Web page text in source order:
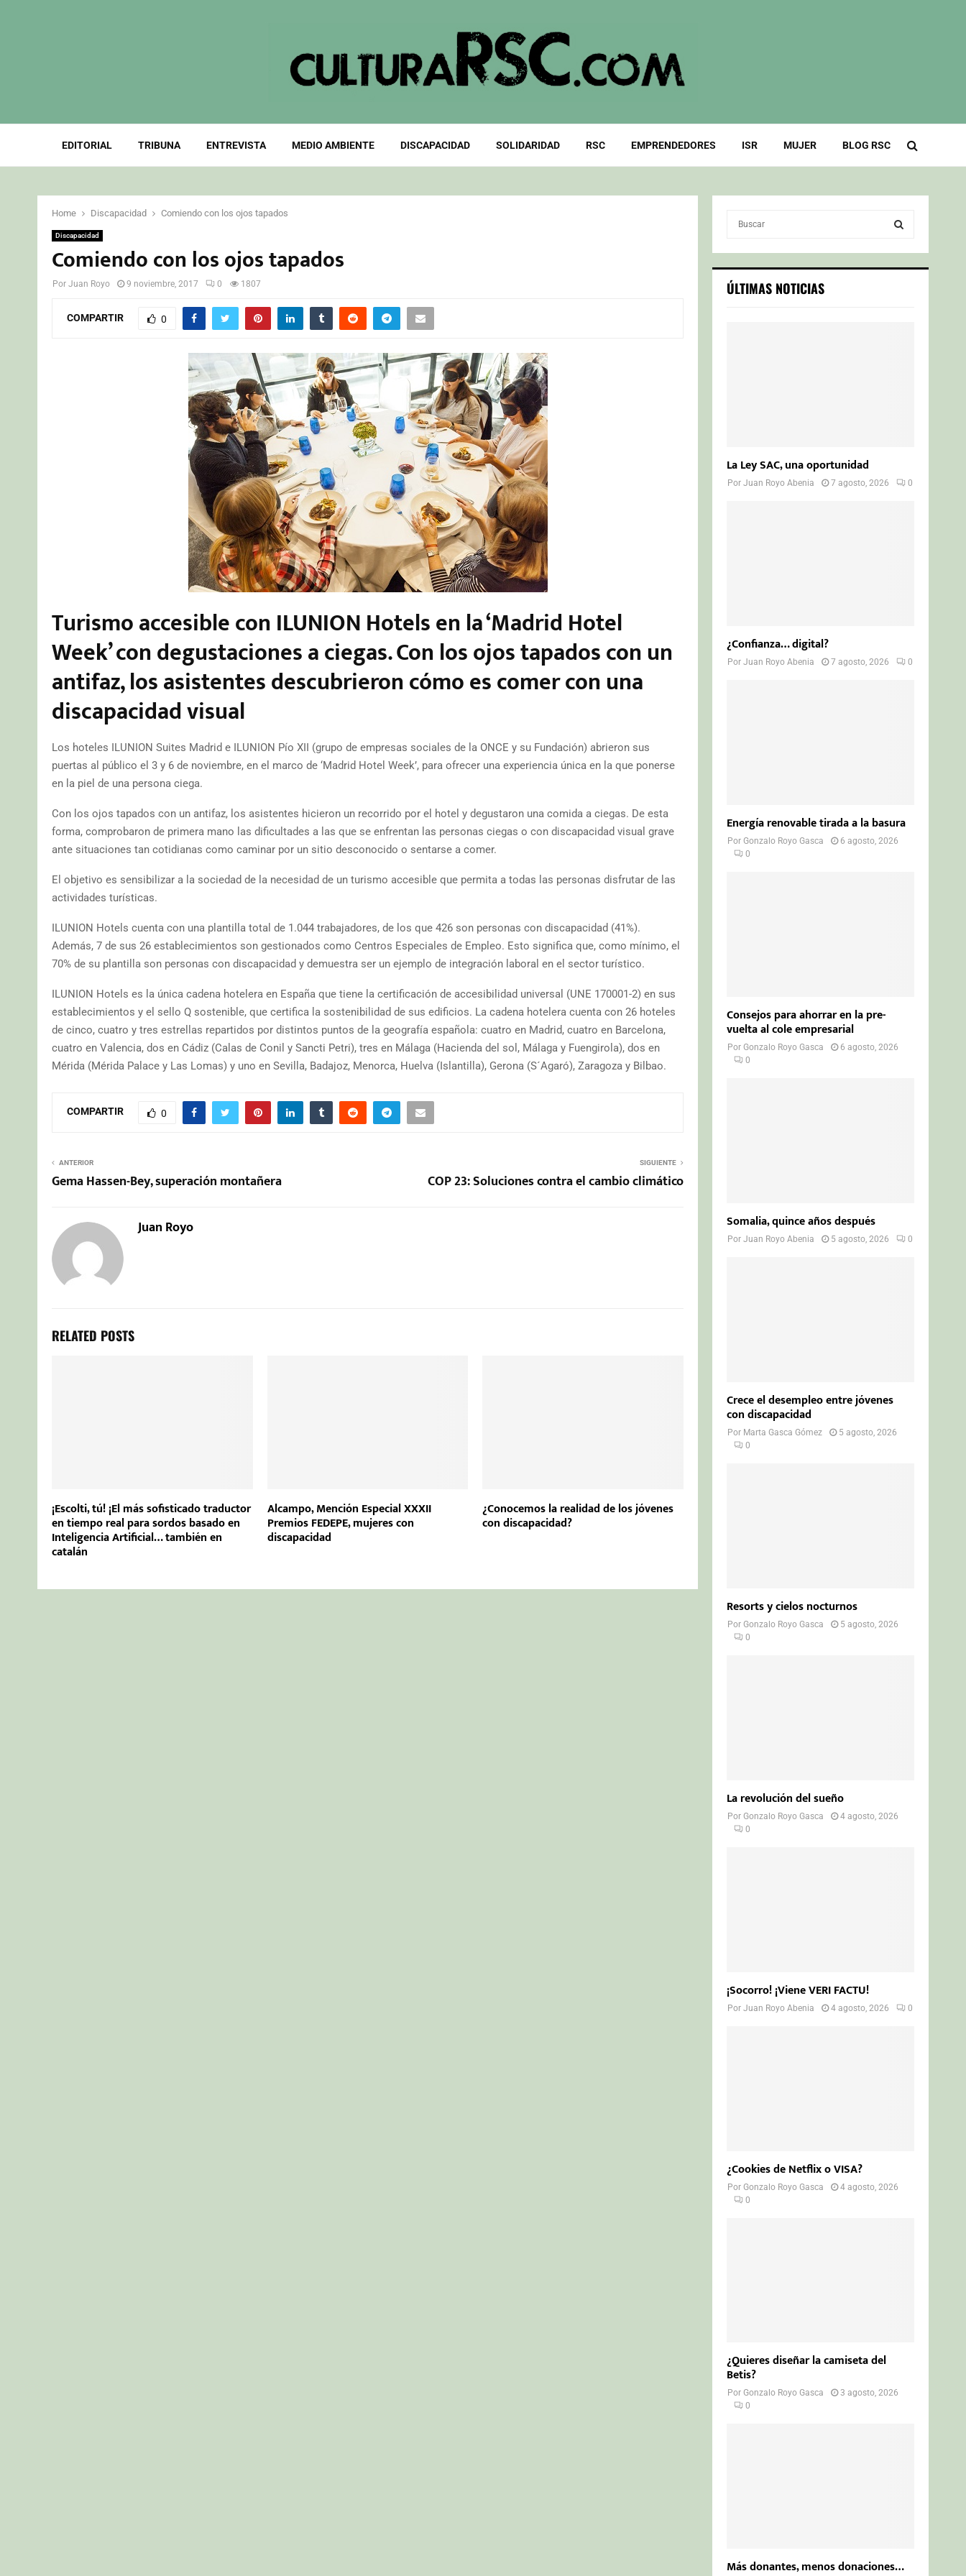
EDITORIAL TRIBUNA ENTREVISTA MEDIO AMBIENTE DISCAPACIDAD SOLIDARIDAD RSC EMPRENDEDORES ISR MUJER BLOG RSC
Home Discapacidad Comiendo con los ojos tapados
Discapacidad
Comiendo con los ojos tapados
Por Juan Royo 9 noviembre, 2017 0 1807
COMPARTIR 0
Turismo accesible con ILUNION Hotels en la ‘Madrid Hotel
Week’ con degustaciones a ciegas. Con los ojos tapados con un
antifaz, los asistentes descubrieron cómo es comer con una
discapacidad visual
Los hoteles ILUNION Suites Madrid e ILUNION Pío XII (grupo de empresas sociales de la ONCE y su Fundación) abrieron sus
puertas al público el 3 y 6 de noviembre, en el marco de ‘Madrid Hotel Week’, para ofrecer una experiencia única en la que ponerse
en la piel de una persona ciega.
Con los ojos tapados con un antifaz, los asistentes hicieron un recorrido por el hotel y degustaron una comida a ciegas. De esta
forma, comprobaron de primera mano las dificultades a las que se enfrentan las personas ciegas o con discapacidad visual grave
ante situaciones tan cotidianas como caminar por un sitio desconocido o sentarse a comer.
El objetivo es sensibilizar a la sociedad de la necesidad de un turismo accesible que permita a todas las personas disfrutar de las
actividades turísticas.
ILUNION Hotels cuenta con una plantilla total de 1.044 trabajadores, de los que 426 son personas con discapacidad (41%).
Además, 7 de sus 26 establecimientos son gestionados como Centros Especiales de Empleo. Esto significa que, como mínimo, el
70% de su plantilla son personas con discapacidad y demuestra ser un ejemplo de integración laboral en el sector turístico.
ILUNION Hotels es la única cadena hotelera en España que tiene la certificación de accesibilidad universal (UNE 170001-2) en sus
establecimientos y el sello Q sostenible, que certifica la sostenibilidad de sus edificios. La cadena hotelera cuenta con 26 hoteles
de cinco, cuatro y tres estrellas repartidos por distintos puntos de la geografía española: cuatro en Madrid, cuatro en Barcelona,
cuatro en Valencia, dos en Cádiz (Calas de Conil y Sancti Petri), tres en Málaga (Hacienda del sol, Málaga y Fuengirola), dos en
Mérida (Mérida Palace y Las Lomas) y uno en Sevilla, Badajoz, Menorca, Huelva (Islantilla), Gerona (S´Agaró), Zaragoza y Bilbao.
COMPARTIR 0
ANTERIOR
Gema Hassen-Bey, superación montañera
SIGUIENTE
COP 23: Soluciones contra el cambio climático
Juan Royo
RELATED POSTS
¡Escolti, tú! ¡El más sofisticado traductor
en tiempo real para sordos basado en
Inteligencia Artificial… también en
catalán
Alcampo, Mención Especial XXXII
Premios FEDEPE, mujeres con
discapacidad
¿Conocemos la realidad de los jóvenes
con discapacidad?
c
h
S
ÚLTIMAS NOTICIAS
La Ley SAC, una oportunidad
PorJuan Royo Abenia 7 agosto, 2026 0
¿Confianza… digital?
PorJuan Royo Abenia 7 agosto, 2026 0
Energía renovable tirada a la basura
PorGonzalo Royo Gasca
6 agosto, 2026
0
Consejos para ahorrar en la pre-
vuelta al cole empresarial
PorGonzalo Royo Gasca
6 agosto, 2026
0
Somalia, quince años después
PorJuan Royo Abenia 5 agosto, 2026 0
Crece el desempleo entre jóvenes
con discapacidad
Por Marta Gasca Gómez
5 agosto, 2026
0
Resorts y cielos nocturnos
PorGonzalo Royo Gasca
5 agosto, 2026
0
La revolución del sueño
PorGonzalo Royo Gasca
4 agosto, 2026
0
¡Socorro! ¡Viene VERI FACTU!
PorJuan Royo Abenia 4 agosto, 2026 0
¿Cookies de Netflix o VISA?
PorGonzalo Royo Gasca
4 agosto, 2026
0
¿Quieres diseñar la camiseta del
Betis?
PorGonzalo Royo Gasca
3 agosto, 2026
0
Más donantes, menos donaciones…